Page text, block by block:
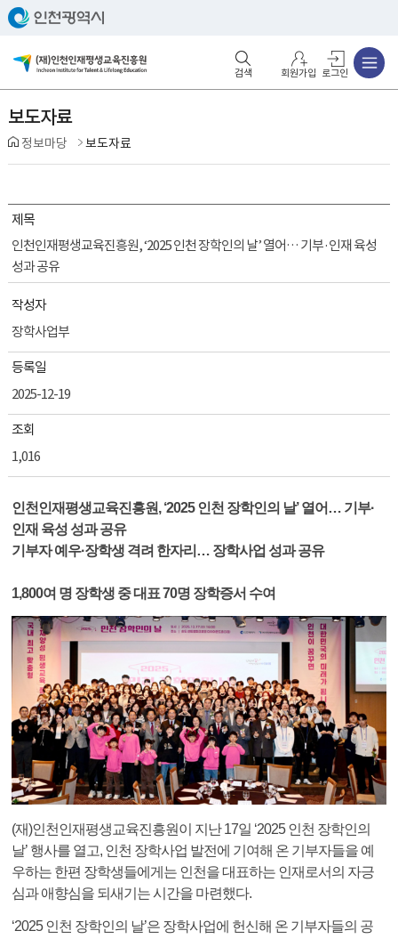
회원가입 로그인
보도자료
정보마당 보도자료
제목
인천인재평생교육진흥원, ‘2025 인천 장학인의 날’ 열어… 기부·인재 육성
성과 공유
작성자
장학사업부
등록일
2025-12-19
조회
1,016
인천인재평생교육진흥원, ‘2025 인천 장학인의 날’ 열어… 기부·
인재 육성 성과 공유
기부자 예우·장학생 격려 한자리… 장학사업 성과 공유
1,800여 명 장학생 중 대표 70명 장학증서 수여
(재)인천인재평생교육진흥원이 지난 17일 ‘2025 인천 장학인의
날’ 행사를 열고, 인천 장학사업 발전에 기여해 온 기부자들을 예
우하는 한편 장학생들에게는 인천을 대표하는 인재로서의 자긍
심과 애향심을 되새기는 시간을 마련했다.
‘2025 인천 장학인의 날’은 장학사업에 헌신해 온 기부자들의 공